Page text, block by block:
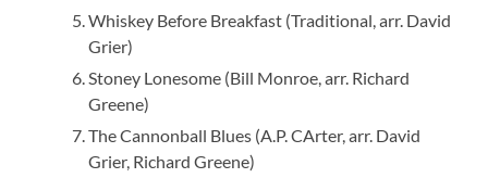
Whiskey Before Breakfast (Traditional, arr. David
Grier)
Stoney Lonesome (Bill Monroe, arr. Richard
Greene)
The Cannonball Blues (A.P. CArter, arr. David
Grier, Richard Greene)